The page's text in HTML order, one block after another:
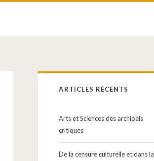
Barre
principale
ARTICLES RÉCENTS
Arts et Sciences des archipels
critiques
De la censure culturelle et dans la